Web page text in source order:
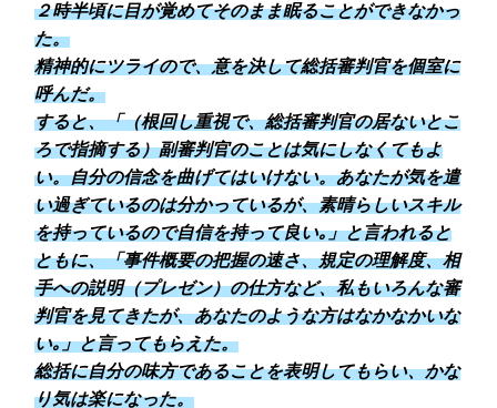
２時半頃に目が覚めてそのまま眠ることができなかっ
た。
精神的にツライので、意を決して総括審判官を個室に
呼んだ。
すると、「（根回し重視で、総括審判官の居ないとこ
ろで指摘する）副審判官のことは気にしなくてもよ
い。自分の信念を曲げてはいけない。あなたが気を遣
い過ぎているのは分かっているが、素晴らしいスキル
を持っているので自信を持って良い｡」と言われると
ともに、「事件概要の把握の速さ、規定の理解度、相
手への説明（プレゼン）の仕方など、私もいろんな審
判官を見てきたが、あなたのような方はなかなかいな
い｡」と言ってもらえた。
総括に自分の味方であることを表明してもらい、かな
り気は楽になった。